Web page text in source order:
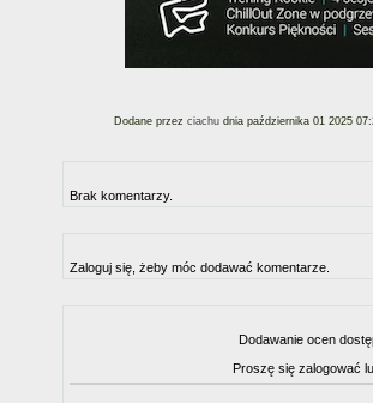
Dodane przez ciachu dnia października 01 2025
Brak komentarzy.
Zaloguj się, żeby móc dodawać komentarze.
Dodawanie ocen
Proszę się zalogować